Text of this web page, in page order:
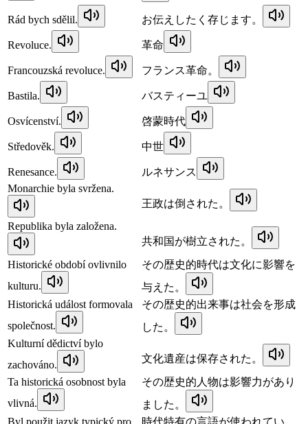
Rád bych sdělil. お伝えしたく存じます。
Revoluce. 革命
Francouzská revoluce. フランス革命。
Bastila. バスティーユ
Osvícenství. 啓蒙時代
Středověk. 中世
Renesance.
ルネサンス
Monarchie byla svržena.
王政は倒された。
Republika byla založena.
共和国が樹立された。
Historické období ovlivnilo
kulturu.
その歴史的時代は文化に影響を
与えた。
Historická událost formovala
společnost.
その歴史的出来事は社会を形成
した。
Kulturní dědictví bylo
zachováno.
文化遺産は保存された。
Ta historická osobnost byla
vlivná.
その歴史的人物は影響力があり
ました。
Byl použit jazyk typický pro
時代特有の言語が使われてい